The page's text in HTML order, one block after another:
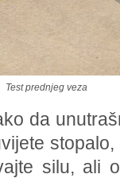
Test prednjeg veza
da
silu, ali